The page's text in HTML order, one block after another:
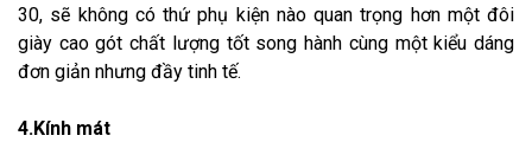
30, sẽ không có thứ phụ kiện nào quan trọng hơn một đôi
giày cao gót chất lượng tốt song hành cùng một kiểu dáng
đơn giản nhưng đầy tinh tế.
4.Kính mát